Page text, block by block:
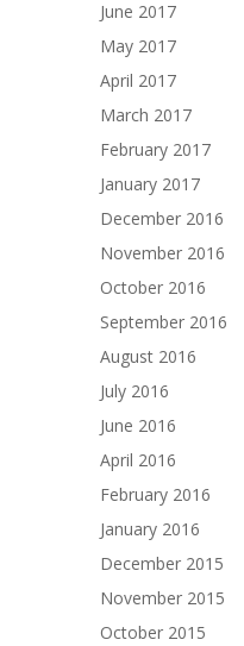
June 2017
May 2017
April 2017
March 2017
February 2017
January 2017
December 2016
November 2016
October 2016
September 2016
August 2016
July 2016
June 2016
April 2016
February 2016
January 2016
December 2015
November 2015
October 2015